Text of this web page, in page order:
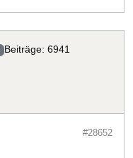
Beiträge: 6941
#28652